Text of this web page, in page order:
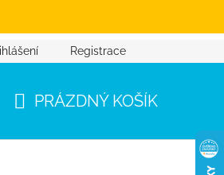
Registrace
PRÁZDNÝ KOŠÍK